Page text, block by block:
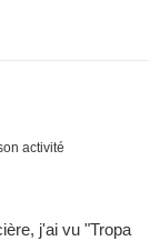
activité
j'ai vu "Tropa